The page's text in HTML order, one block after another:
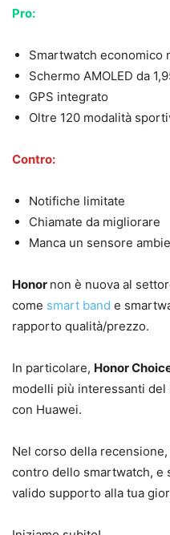
Pro:
Smartwatch economico
Schermo AMOLED da
GPS integrato
Oltre 120 modalità
Contro:
Notifiche limitate
Chiamate da migliorare
Manca un sensore
Honor non è nuova al
come smart band e
rapporto qualità/prezzo.
In particolare, Honor
modelli più interessanti del
con Huawei.
Nel corso della
contro dello smartwatch, e
valido supporto alla tua